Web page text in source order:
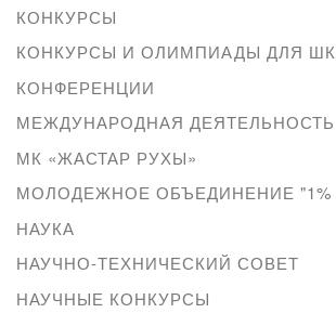
КОНКУРСЫ
КОНКУРСЫ И ОЛИМПИАДЫ ДЛЯ
КОНФЕРЕНЦИИ
МЕЖДУНАРОДНАЯ ДЕЯТЕЛЬНОСТЬ
МК «ЖАСТАР РУХЫ»
МОЛОДЕЖНОЕ ОБЪЕДИНЕНИЕ "1%
НАУКА
НАУЧНО-ТЕХНИЧЕСКИЙ СОВЕТ
НАУЧНЫЕ КОНКУРСЫ